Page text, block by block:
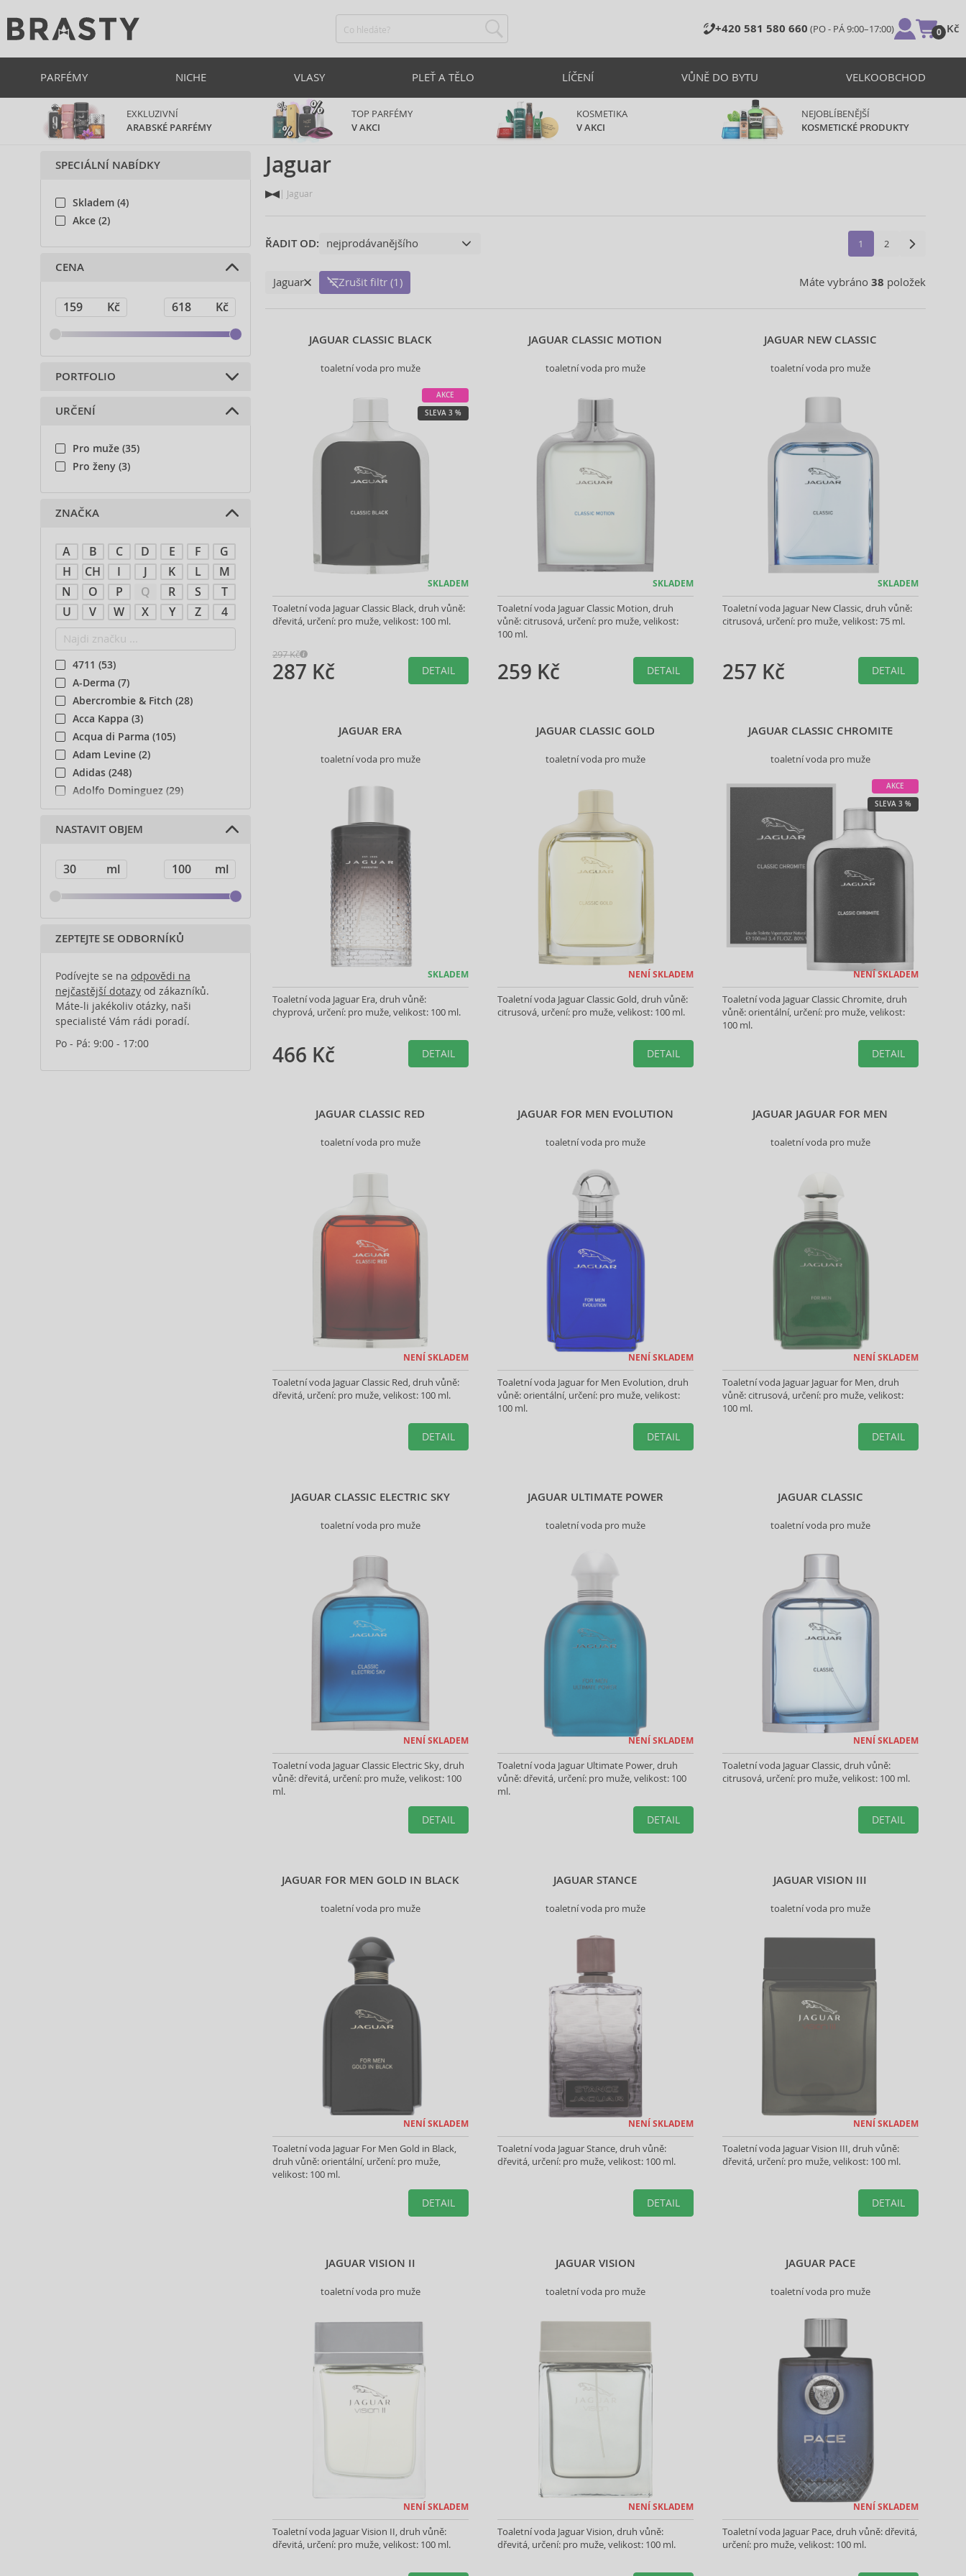
+420 581 580 660 (PO - PÁ 9:00–17:00) 0
0 Kč
PARFÉMY NICHE VLASY PLEŤ A TĚLO LÍČENÍ VŮNĚ DO BYTU VELKOOBCHOD
EXKLUZIVNÍ
ARABSKÉ PARFÉMY
TOP PARFÉMY
V AKCI
KOSMETIKA
V AKCI
NEJOBLÍBENĚJŠÍ
KOSMETICKÉ PRODUKTY
Jaguar
Jaguar
1 2
ŘADIT OD:
Máte vybráno 38 položek
Jaguar Zrušit filtr (1)
JAGUAR CLASSIC BLACK
toaletní voda pro muže
AKCE
SLEVA 3 %
SKLADEM
Toaletní voda Jaguar Classic Black, druh vůně:
dřevitá, určení: pro muže, velikost: 100 ml.
297 Kč
287 Kč DETAIL
JAGUAR CLASSIC MOTION
toaletní voda pro muže
SKLADEM
Toaletní voda Jaguar Classic Motion, druh
vůně: citrusová, určení: pro muže, velikost:
100 ml.
259 Kč DETAIL
JAGUAR NEW CLASSIC
toaletní voda pro muže
SKLADEM
Toaletní voda Jaguar New Classic, druh vůně:
citrusová, určení: pro muže, velikost: 75 ml.
257 Kč DETAIL
JAGUAR ERA
toaletní voda pro muže
SKLADEM
Toaletní voda Jaguar Era, druh vůně:
chyprová, určení: pro muže, velikost: 100 ml.
466 Kč DETAIL
JAGUAR CLASSIC GOLD
toaletní voda pro muže
NENÍ SKLADEM
Toaletní voda Jaguar Classic Gold, druh vůně:
citrusová, určení: pro muže, velikost: 100 ml.
DETAIL
JAGUAR CLASSIC CHROMITE
toaletní voda pro muže
AKCE
SLEVA 3 %
NENÍ SKLADEM
Toaletní voda Jaguar Classic Chromite, druh
vůně: orientální, určení: pro muže, velikost:
100 ml.
DETAIL
JAGUAR CLASSIC RED
toaletní voda pro muže
NENÍ SKLADEM
Toaletní voda Jaguar Classic Red, druh vůně:
dřevitá, určení: pro muže, velikost: 100 ml.
DETAIL
JAGUAR FOR MEN EVOLUTION
toaletní voda pro muže
NENÍ SKLADEM
Toaletní voda Jaguar for Men Evolution, druh
vůně: orientální, určení: pro muže, velikost:
100 ml.
DETAIL
JAGUAR JAGUAR FOR MEN
toaletní voda pro muže
NENÍ SKLADEM
Toaletní voda Jaguar Jaguar for Men, druh
vůně: citrusová, určení: pro muže, velikost:
100 ml.
DETAIL
JAGUAR CLASSIC ELECTRIC SKY
toaletní voda pro muže
NENÍ SKLADEM
Toaletní voda Jaguar Classic Electric Sky, druh
vůně: dřevitá, určení: pro muže, velikost: 100
ml.
DETAIL
JAGUAR ULTIMATE POWER
toaletní voda pro muže
NENÍ SKLADEM
Toaletní voda Jaguar Ultimate Power, druh
vůně: dřevitá, určení: pro muže, velikost: 100
ml.
DETAIL
JAGUAR CLASSIC
toaletní voda pro muže
NENÍ SKLADEM
Toaletní voda Jaguar Classic, druh vůně:
citrusová, určení: pro muže, velikost: 100 ml.
DETAIL
JAGUAR FOR MEN GOLD IN BLACK
toaletní voda pro muže
NENÍ SKLADEM
Toaletní voda Jaguar For Men Gold in Black,
druh vůně: orientální, určení: pro muže,
velikost: 100 ml.
DETAIL
JAGUAR STANCE
toaletní voda pro muže
NENÍ SKLADEM
Toaletní voda Jaguar Stance, druh vůně:
dřevitá, určení: pro muže, velikost: 100 ml.
DETAIL
JAGUAR VISION III
toaletní voda pro muže
NENÍ SKLADEM
Toaletní voda Jaguar Vision III, druh vůně:
dřevitá, určení: pro muže, velikost: 100 ml.
DETAIL
JAGUAR VISION II
toaletní voda pro muže
NENÍ SKLADEM
Toaletní voda Jaguar Vision II, druh vůně:
dřevitá, určení: pro muže, velikost: 100 ml.
JAGUAR VISION
toaletní voda pro muže
NENÍ SKLADEM
Toaletní voda Jaguar Vision, druh vůně:
dřevitá, určení: pro muže, velikost: 100 ml.
JAGUAR PACE
toaletní voda pro muže
NENÍ SKLADEM
Toaletní voda Jaguar Pace, druh vůně: dřevitá,
určení: pro muže, velikost: 100 ml.
SPECIÁLNÍ NABÍDKY
Skladem (4)
Akce (2)
CENA
PORTFOLIO
Parfémy (38)
URČENÍ
Pro muže (35)
Pro ženy (3)
ZNAČKA
A B C D E F
G
H
CH I J K L
M
N
O P Q R S
T
U
V W X Y Z 4
4711 (53)
A-Derma (7)
Abercrombie & Fitch (28)
Acca Kappa (3)
Acqua di Parma (105)
Adam Levine (2)
Adidas (248)
Adolfo Dominguez (29)
Adyan (81)
Affinage (1)
Agent Provocateur (13)
Ahava (49)
Aigner (43)
Ajmal (168)
Al Haramain (201)
Alberta Ferretti (1)
Alcina (156)
Alexander McQueen (2)
Alexandre.J (32)
Alfaparf Milano (175)
NASTAVIT OBJEM
ZEPTEJTE SE ODBORNÍKŮ
Podívejte se na odpovědi na
nejčastější dotazy od zákazníků.
Máte-li jakékoliv otázky, naši
specialisté Vám rádi poradí.
Po - Pá: 9:00 - 17:00